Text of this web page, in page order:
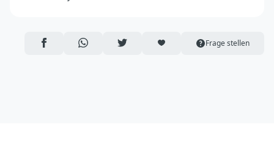
15048 Valenza (AL)
AUF FACEBOOK TEILEN
ÜBER WHATSAPP TEILEN
AUF TWITTER TEILENARTIKEL AUF DIE MERKLISTE
Frage stellen